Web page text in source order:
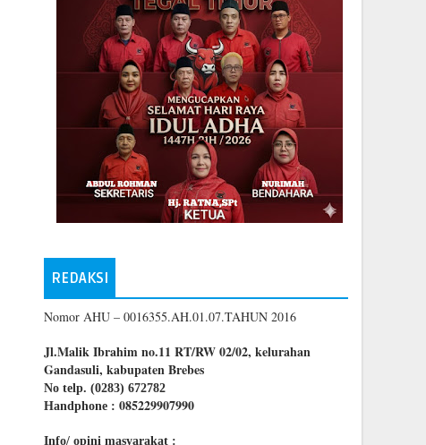
REDAKSI
Nomor AHU – 0016355.AH.01.07.TAHUN 2016
Jl.Malik Ibrahim no.11 RT/RW 02/02, kelurahan
Gandasuli, kabupaten Brebes
No telp. (0283) 672782
Handphone : 085229907990
Info/ opini masyarakat :